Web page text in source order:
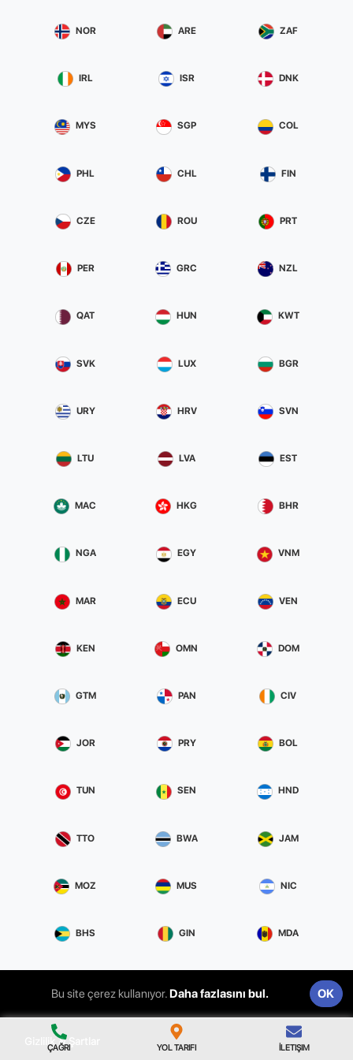
NOR ARE ZAF
IRL ISR DNK
MYS SGP COL
PHL CHL FIN
CZE ROU PRT
PER GRC NZL
QAT HUN KWT
SVK LUX BGR
URY HRV SVN
LTU LVA EST
MAC HKG BHR
NGA EGY VNM
MAR ECU VEN
KEN OMN DOM
GTM PAN CIV
JOR PRY BOL
TUN SEN HND
TTO BWA JAM
MOZ MUS NIC
BHS GIN MDA
Gizlilik & Şartlar
ÇAĞRI YOL TARIFI İLETIŞIM
Bu site çerez kullanıyor.Daha fazlasını bul. OK